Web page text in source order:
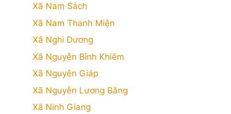
Xã Nam Sách
Xã Nam Thanh Miện
Xã Nghi Dương
Xã Nguyễn Bỉnh Khiêm
Xã Nguyên Giáp
Xã Nguyễn Lương Bằng
Xã Ninh Giang